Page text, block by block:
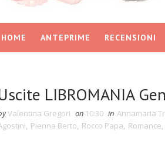
HOME ANTEPRIME RECENSIONI
LIBROMANIA
Valentina Gregori on 10:30 in Annamaria
, Pierina Berto, Rocco Papa, Romance,